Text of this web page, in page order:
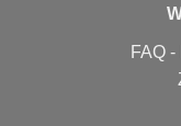
FAQ